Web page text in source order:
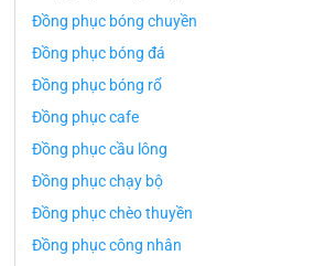
Đồng phục bóng chuyền
Đồng phục bóng đá
Đồng phục bóng rổ
Đồng phục cafe
Đồng phục cầu lông
Đồng phục chạy bộ
Đồng phục chèo thuyền
Đồng phục công nhân